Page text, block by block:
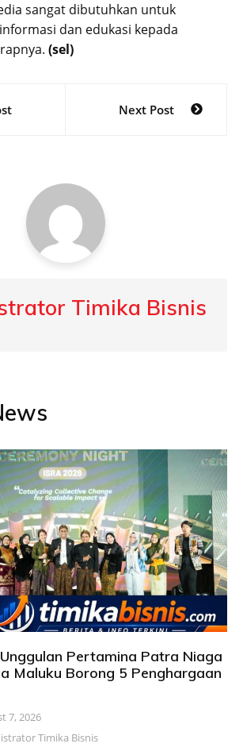
sangat dibutuhkan untuk
dan edukasi kepada
(sel)
Next Post
Timika Bisnis
Pertamina Patra Niaga
Maluku Borong 5 Penghargaan
7, 2026
Timika Bisnis